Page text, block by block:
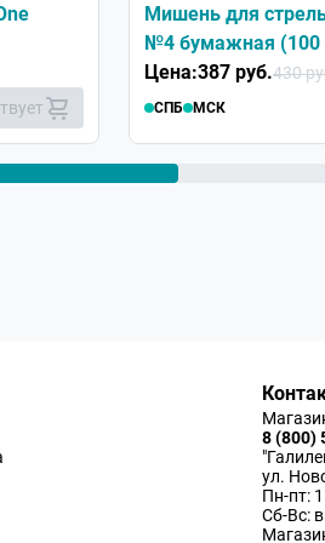
Мишень для
№4 бумажная (100
Цена:387 руб.430
СПБ МСК
8 (800)
ул.
Пн-пт:
Сб-Вс: